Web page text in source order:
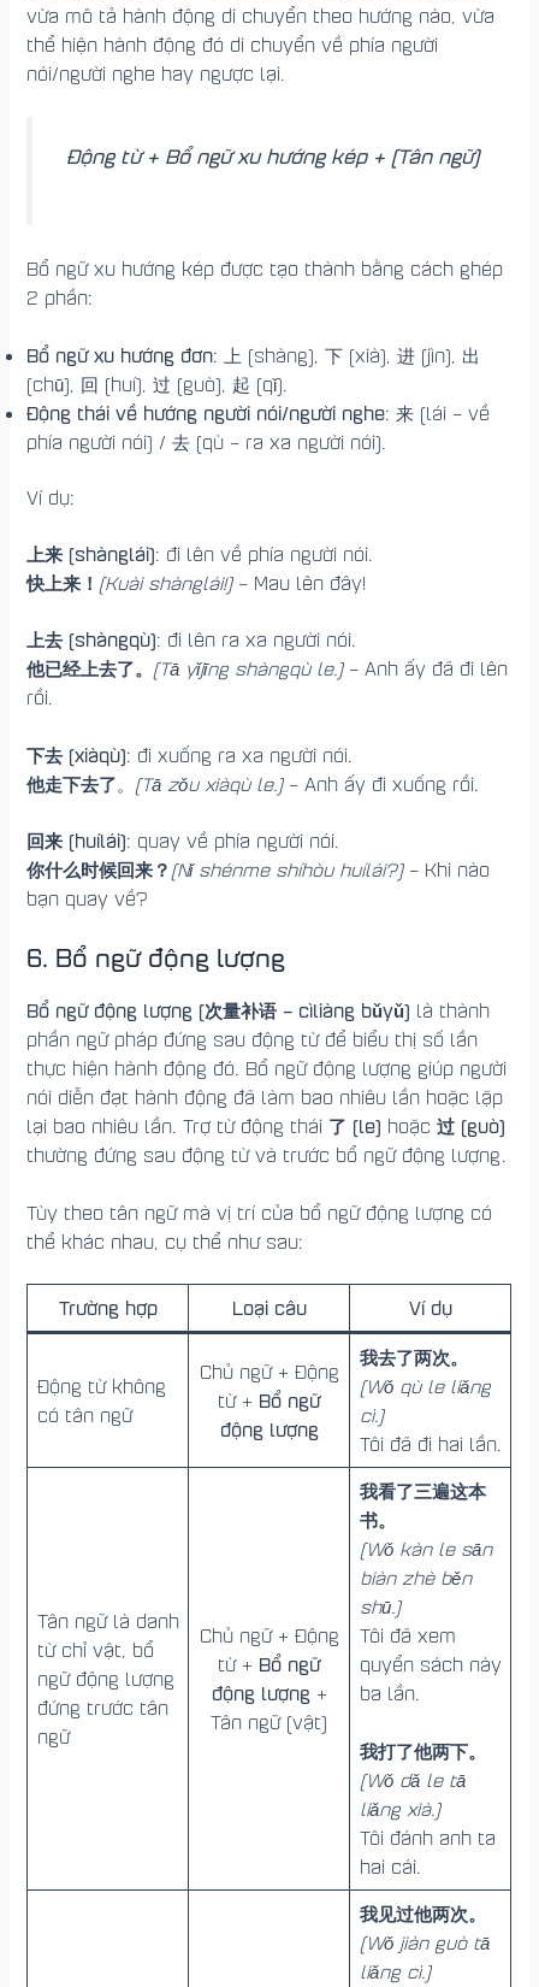
vừa mô tả hành động di chuyển theo hướng nào, vừa
thể hiện hành động đó di chuyển về phía người
nói/người nghe hay ngược lại.
Động từ + Bổ ngữ xu hướng kép + (Tân ngữ)
Bổ ngữ xu hướng kép được tạo thành bằng cách ghép
2 phần:
Bổ ngữ xu hướng đơn: 上 (shàng), 下 (xià), 进 (jìn), 出
(chū), 回 (huí), 过 (guò), 起 (qǐ).
Động thái về hướng người nói/người nghe: 来 (lái – về
phía người nói) / 去 (qù – ra xa người nói).
Ví dụ:
上来 (shànglái): đi lên về phía người nói.
快上来！ (Kuài shànglái!)– Mau lên đây!
上去 (shàngqù): đi lên ra xa người nói.
他已经上去了。 (Tā yǐjīng shàngqù le.)– Anh ấy đã đi lên
rồi.
下去 (xiàqù): đi xuống ra xa người nói.
他走下去了。 (Tā zǒu xiàqù le.)– Anh ấy đi xuống rồi.
回来 (huílái): quay về phía người nói.
你什么时候回来？ (Nǐ shénme shíhòu huílái?)– Khi nào
bạn quay về?
6. Bổ ngữ động lượng
Bổ ngữ động lượng (次量补语 – cìliàng bǔyǔ) là thành
phần ngữ pháp đứng sau động từ để biểu thị số lần
thực hiện hành động đó. Bổ ngữ động lượng giúp người
nói diễn đạt hành động đã làm bao nhiêu lần hoặc lặp
lại bao nhiêu lần. Trợ từ động thái 了 (le) hoặc过 (guò)
thường đứng sau động từ và trước bổ ngữ động lượng.
Tùy theo tân ngữ mà vị trí của bổ ngữ động lượng có
thể khác nhau, cụ thể như sau:
Trường hợp Loại câu Ví dụ
Động từ không
có tân ngữ
Chủ ngữ + Động
từ + Bổ ngữ
động lượng
我去了两次。
(Wǒ qù le liǎng
cì.)
Tôi đã đi hai lần.
Tân ngữ là danh
từ chỉ vật, bổ
ngữ động lượng
đứng trước tân
ngữ
Chủ ngữ + Động
từ + Bổ ngữ
động lượng +
Tân ngữ (vật)
我看了三遍这本
书。
(Wǒ kàn le sān
biàn zhè běn
shū.)
Tôi đã xem
quyển sách này
ba lần.
我打了他两下。
(Wǒ dǎ le tā
liǎng xià.)
Tôi đánh anh ta
hai cái.
我见过他两次。
(Wǒ jiàn guò tā
liǎng cì.)